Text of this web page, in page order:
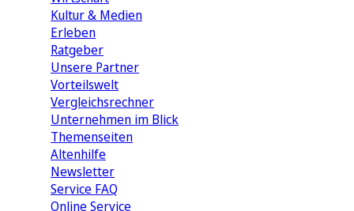
Kultur & Medien
Erleben
Ratgeber
Unsere Partner
Vorteilswelt
Vergleichsrechner
Unternehmen im Blick
Themenseiten
Altenhilfe
Newsletter
Service FAQ
Online Service